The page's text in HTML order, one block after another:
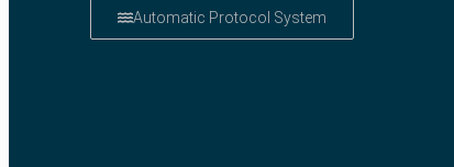
Automatic Protocol System